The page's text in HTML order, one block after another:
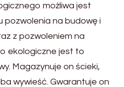
możliwa jest
na budowę i
z pozwoleniem na
ekologiczne jest to
Magazynuje on ścieki,
wywieść. Gwarantuje on